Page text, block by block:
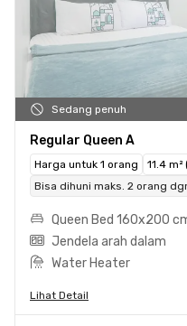
Sedang penuh
Regular Queen A
Harga untuk 1 orang
11.4
Bisa dihuni maks. 2 orang
Queen Bed 160x200
Jendela arah dalam
Water Heater
Lihat Detail